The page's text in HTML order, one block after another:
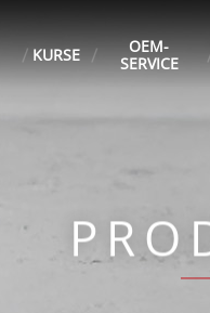
KURSE
OEM-
SERVICE